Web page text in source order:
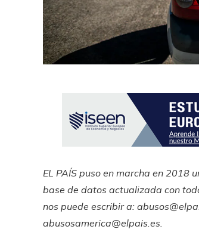
EL PAÍS puso en marcha en 2018
base de datos actualizada con
nos puede escribir a:
abusosamerica@elpais.es.